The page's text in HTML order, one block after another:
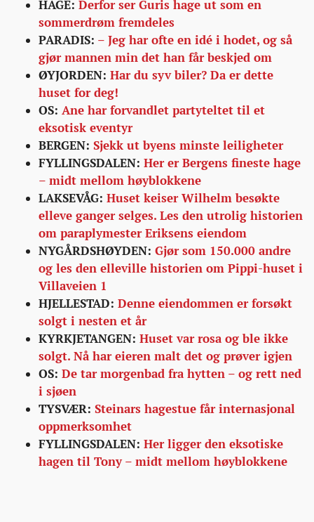
HAGE: Derfor ser Guris hage ut som en
sommerdrøm fremdeles
PARADIS: – Jeg har ofte en idé i hodet, og så
gjør mannen min det han får beskjed om
ØYJORDEN: Har du syv biler? Da er dette
huset for deg!
OS: Ane har forvandlet partyteltet til et
eksotisk eventyr
BERGEN: Sjekk ut byens minste leiligheter
FYLLINGSDALEN: Her er Bergens fineste hage
– midt mellom høyblokkene
LAKSEVÅG: Huset keiser Wilhelm besøkte
elleve ganger selges. Les den utrolig historien
om paraplymester Eriksens eiendom
NYGÅRDSHØYDEN: Gjør som 150.000 andre
og les den elleville historien om Pippi-huset i
Villaveien 1
HJELLESTAD: Denne eiendommen er forsøkt
solgt i nesten et år
KYRKJETANGEN: Huset var rosa og ble ikke
solgt. Nå har eieren malt det og prøver igjen
OS: De tar morgenbad fra hytten – og rett ned
i sjøen
TYSVÆR: Steinars hagestue får internasjonal
oppmerksomhet
FYLLINGSDALEN: Her ligger den eksotiske
hagen til Tony – midt mellom høyblokkene